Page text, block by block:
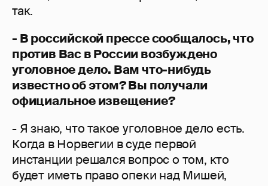
так.
- В российской прессе сообщалось, что
против Вас в России возбуждено
уголовное дело. Вам что-нибудь
известно об этом? Вы получали
официальное извещение?
- Я знаю, что такое уголовное дело есть.
Когда в Норвегии в суде первой
инстанции решался вопрос о том, кто
будет иметь право опеки над Мишей,